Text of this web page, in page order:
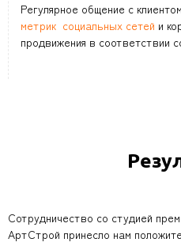
Регулярное общение с
метрик социальных сетей и
продвижения в соответствии
Сотрудничество со студией
АртСтрой принесло нам